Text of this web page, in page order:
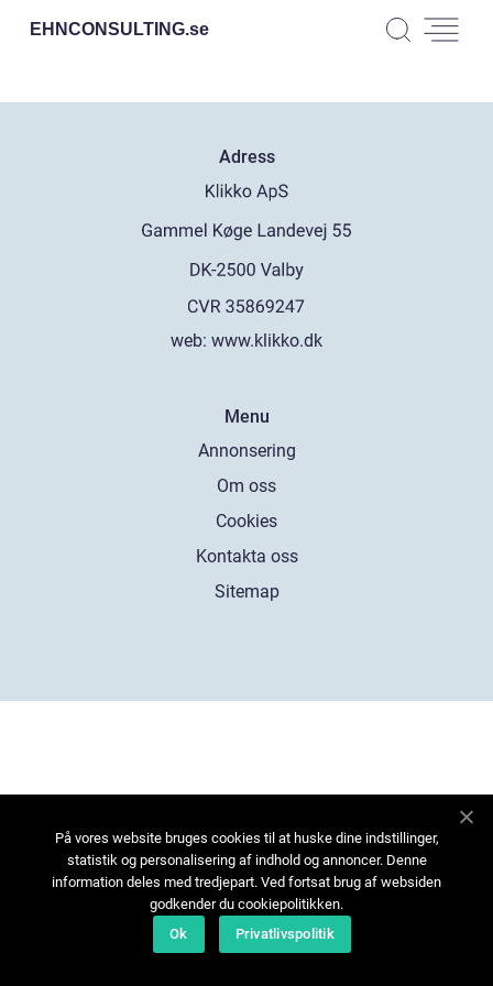
EHNCONSULTING.se
Adress
web: www.klikko.dk
Menu
Annonsering
Om oss
Cookies
Kontakta oss
Sitemap
På vores website bruges cookies til at huske dine indstillinger,
statistik og personalisering af indhold og annoncer. Denne
information deles med tredjepart. Ved fortsat brug af websiden
godkender du cookiepolitikken.
Ok
Privatlivspolitik